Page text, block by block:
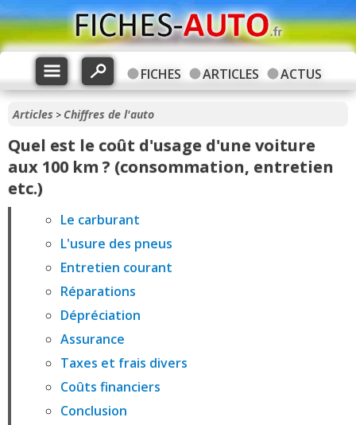
FICHES ARTICLES ACTUS
Articles > Chiffres de l'auto
Quel est le coût d'usage d'une voiture
aux 100 km ? (consommation, entretien
etc.)
Le carburant
L'usure des pneus
Entretien courant
Réparations
Dépréciation
Assurance
Taxes et frais divers
Coûts financiers
Conclusion